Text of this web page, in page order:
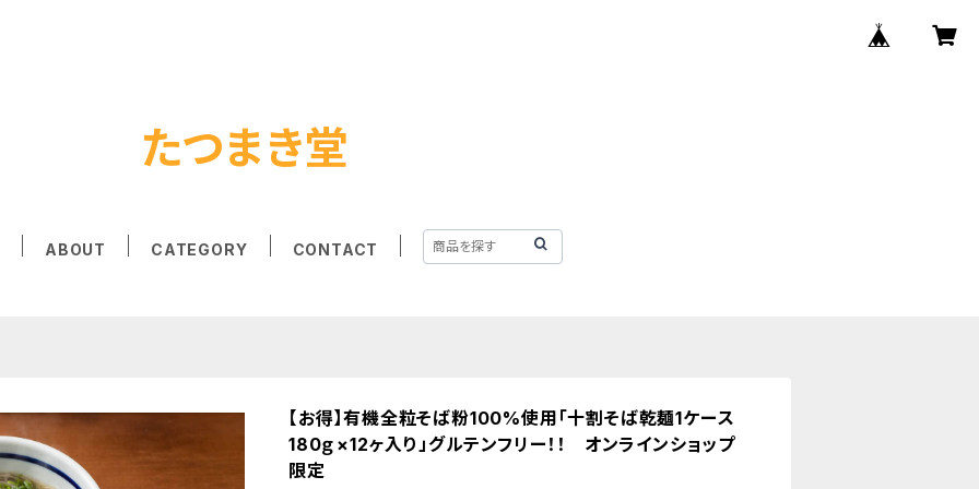
たつまき堂
ABOUT CATEGORY CONTACT
【お得】有機全粒そば粉100%使用「十割そば乾麺1ケース
180ｇ×12ヶ入り」グルテンフリー！！ オンラインショップ
限定